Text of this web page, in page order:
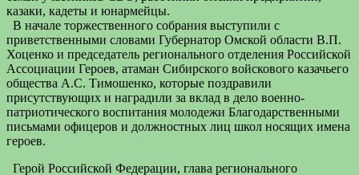
казаки, кадеты и юнармейцы.
В начале торжественного собрания выступили с
приветственными словами Губернатор Омской области В.П.
Хоценко и председатель регионального отделения Российской
Ассоциации Героев, атаман Сибирского войскового казачьего
общества А.С. Тимошенко, которые поздравили
присутствующих и наградили за вклад в дело военно-
патриотического воспитания молодежи Благодарственными
письмами офицеров и должностных лиц школ носящих имена
героев.
Герой Российской Федерации, глава регионального